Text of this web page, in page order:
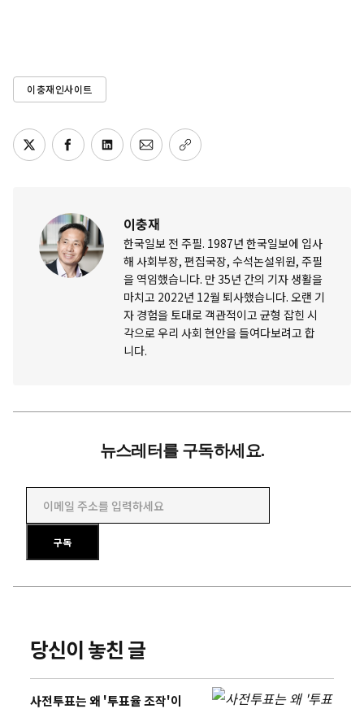
이충재인사이트
이충재
한국일보 전 주필. 1987년 한국일보에 입사
해 사회부장, 편집국장, 수석논설위원, 주필
을 역임했습니다. 만 35년 간의 기자 생활을
마치고 2022년 12월 퇴사했습니다. 오랜 기
자 경험을 토대로 객관적이고 균형 잡힌 시
각으로 우리 사회 현안을 들여다보려고 합
니다.
뉴스레터를 구독하세요.
이메일 주소를 입력하세요
구독
당신이 놓친 글
사전투표는 왜 '투표율 조작'이